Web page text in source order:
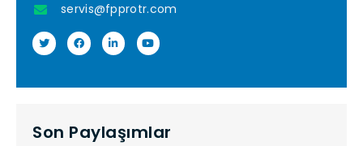
servis@fpprotr.com
Son Paylaşımlar